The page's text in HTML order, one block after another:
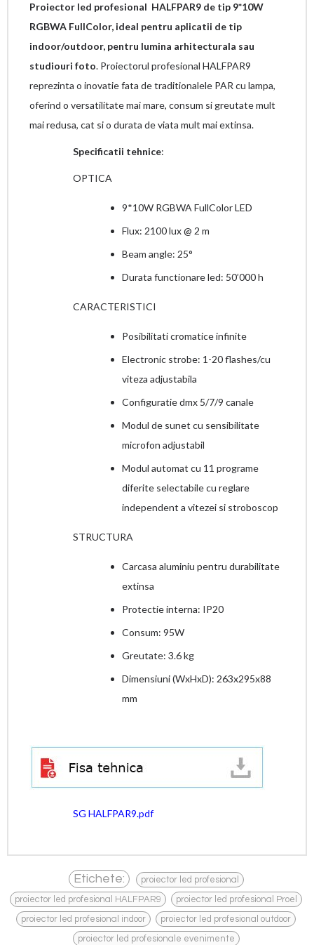
Proiector led profesional HALFPAR9 de tip 9*10W
RGBWA FullColor, ideal pentru aplicatii de tip
indoor/outdoor, pentru lumina arhitecturala sau
studiouri foto. Proiectorul profesional HALFPAR9
reprezinta o inovatie fata de traditionalele PAR cu lampa,
oferind o versatilitate mai mare, consum si greutate mult
mai redusa, cat si o durata de viata mult mai extinsa.
Specificatii tehnice:
OPTICA
9*10W RGBWA FullColor LED
Flux: 2100 lux @ 2 m
Beam angle: 25°
Durata functionare led: 50’000 h
CARACTERISTICI
Posibilitati cromatice infinite
Electronic strobe: 1-20 flashes/cu
viteza adjustabila
Configuratie dmx 5/7/9 canale
Modul de sunet cu sensibilitate
microfon adjustabil
Modul automat cu 11 programe
diferite selectabile cu reglare
independent a vitezei si stroboscop
STRUCTURA
Carcasa aluminiu pentru durabilitate
extinsa
Protectie interna: IP20
Consum: 95W
Greutate: 3.6 kg
Dimensiuni (WxHxD): 263x295x88
mm
SG HALFPAR9.pdf
Etichete: proiector led profesional ,
proiector led profesional HALFPAR9 proiector led profesional Proel
proiector led profesional indoor proiector led profesional outdoor
proiector led profesionale evenimente ,